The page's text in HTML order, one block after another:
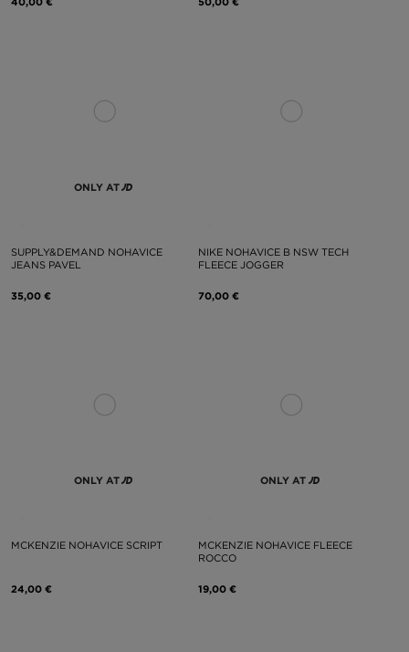
ONLY AT
SUPPLY&DEMAND NOHAVICE
JEANS PAVEL
35,00 €
NIKE NOHAVICE B NSW TECH
FLEECE JOGGER
70,00 €
ONLY AT
MCKENZIE NOHAVICE SCRIPT
24,00 €
ONLY AT
MCKENZIE NOHAVICE FLEECE
ROCCO
19,00 €